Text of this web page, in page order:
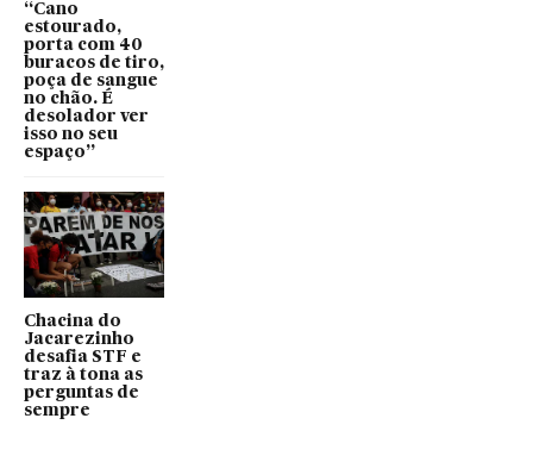
“Cano
estourado,
porta com 40
buracos de tiro,
poça de sangue
no chão. É
desolador ver
isso no seu
espaço”
Chacina do
Jacarezinho
desafia STF e
traz à tona as
perguntas de
sempre